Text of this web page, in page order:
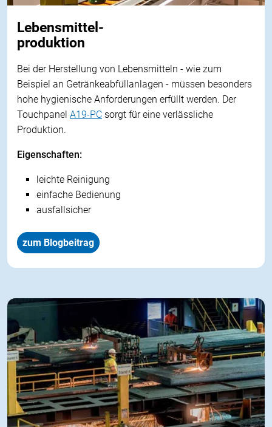
Lebensmittel-
produktion
Bei der Herstellung von Lebensmitteln - wie zum
Beispiel an Getränkeabfüllanlagen - müssen besonders
hohe hygienische Anforderungen erfüllt werden. Der
Touchpanel A19-PC sorgt für eine verlässliche
Produktion.
Eigenschaften:
leichte Reinigung
einfache Bedienung
ausfallsicher
zum Blogbeitrag